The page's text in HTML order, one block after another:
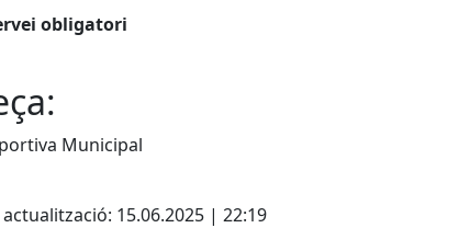
obligatori
Municipal
15.06.2025 | 22:19